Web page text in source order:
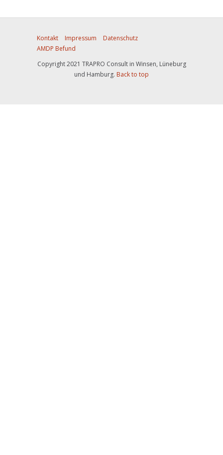
Kontakt Impressum
Datenschutz
AMDP Befund
Copyright 2021 TRAPRO Consult in Winsen, Lüneburg
und Hamburg. Back to top